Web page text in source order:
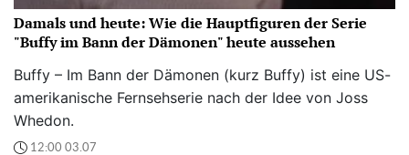
Damals und heute: Wie die Hauptfiguren der Serie
"Buffy im Bann der Dämonen" heute aussehen
Buffy – Im Bann der Dämonen (kurz Buffy) ist eine US-
amerikanische Fernsehserie nach der Idee von Joss
Whedon.
12:00 03.07